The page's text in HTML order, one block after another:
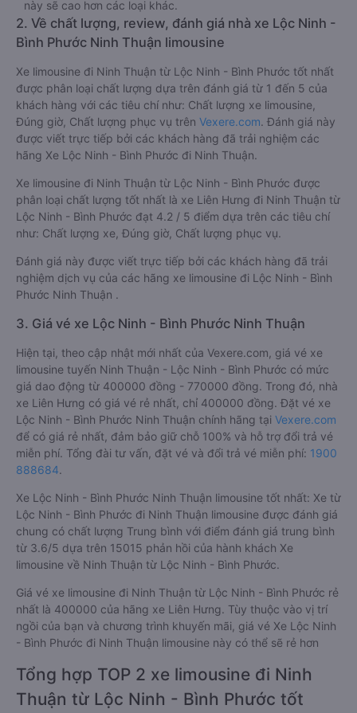
này sẽ cao hơn các loại khác.
2. Về chất lượng, review, đánh giá nhà xe Lộc Ninh -
Bình Phước Ninh Thuận limousine
Xe limousine đi Ninh Thuận từ Lộc Ninh - Bình Phước tốt nhất
được phân loại chất lượng dựa trên đánh giá từ 1 đến 5 của
khách hàng với các tiêu chí như: Chất lượng xe limousine,
Đúng giờ, Chất lượng phục vụ trên Vexere.com. Đánh giá này
được viết trực tiếp bởi các khách hàng đã trải nghiệm các
hãng Xe Lộc Ninh - Bình Phước đi Ninh Thuận.
Xe limousine đi Ninh Thuận từ Lộc Ninh - Bình Phước được
phân loại chất lượng tốt nhất là xe Liên Hưng đi Ninh Thuận từ
Lộc Ninh - Bình Phước đạt 4.2 / 5 điểm dựa trên các tiêu chí
như: Chất lượng xe, Đúng giờ, Chất lượng phục vụ.
Đánh giá này được viết trực tiếp bởi các khách hàng đã trải
nghiệm dịch vụ của các hãng xe limousine đi Lộc Ninh - Bình
Phước Ninh Thuận .
3. Giá vé xe Lộc Ninh - Bình Phước Ninh Thuận
Hiện tại, theo cập nhật mới nhất của Vexere.com, giá vé xe
limousine tuyến Ninh Thuận - Lộc Ninh - Bình Phước có mức
giá dao động từ 400000 đồng - 770000 đồng. Trong đó, nhà
xe Liên Hưng có giá vé rẻ nhất, chỉ 400000 đồng. Đặt vé xe
Lộc Ninh - Bình Phước Ninh Thuận chính hãng tại Vexere.com
để có giá rẻ nhất, đảm bảo giữ chỗ 100% và hỗ trợ đổi trả vé
miễn phí. Tổng đài tư vấn, đặt vé và đổi trả vé miễn phí: 1900
888684.
Xe Lộc Ninh - Bình Phước Ninh Thuận limousine tốt nhất: Xe từ
Lộc Ninh - Bình Phước đi Ninh Thuận limousine được đánh giá
chung có chất lượng Trung bình với điểm đánh giá trung bình
từ 3.6/5 dựa trên 15015 phản hồi của hành khách Xe
limousine về Ninh Thuận từ Lộc Ninh - Bình Phước.
Giá vé xe limousine đi Ninh Thuận từ Lộc Ninh - Bình Phước rẻ
nhất là 400000 của hãng xe Liên Hưng. Tùy thuộc vào vị trí
ngồi của bạn và chương trình khuyến mãi, giá vé Xe Lộc Ninh
- Bình Phước đi Ninh Thuận limousine này có thể sẽ rẻ hơn
Tổng hợp TOP 2 xe limousine đi Ninh
Thuận từ Lộc Ninh - Bình Phước tốt